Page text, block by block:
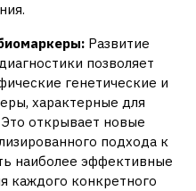
Развитие
позволяет
генетические и
характерные для
открывает новые
подхода к
наиболее эффективные
каждого конкретного